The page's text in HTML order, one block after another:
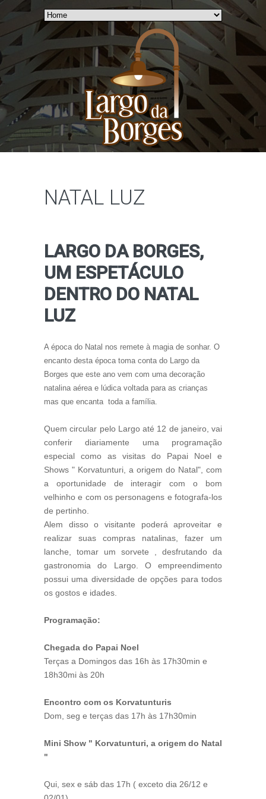
NATAL LUZ
LARGO DA BORGES,
UM ESPETÁCULO
DENTRO DO NATAL
LUZ
A época do Natal nos remete à magia de sonhar. O
encanto desta época toma conta do Largo da
Borges que este ano vem com uma decoração
natalina aérea e lúdica voltada para as crianças
mas que encanta toda a família.
Quem circular pelo Largo até 12 de janeiro, vai
conferir diariamente uma programação
especial como as visitas do Papai Noel e
Shows " Korvatunturi, a origem do Natal", com
a oportunidade de interagircom o bom
velhinho e com os personagens e fotografa-los
de pertinho.
Alem disso o visitante poderá aproveitar e
realizar suas compras natalinas, fazer um
lanche, tomar um sorvete , desfrutando da
gastronomia do Largo. O empreendimento
possui uma diversidade de opções para todos
os gostos e idades.
Programação:
Chegada do Papai Noel
Terças a Domingos das 16h às 17h30min e
18h30mi às 20h
Encontro com os Korvatunturis
Dom, seg e terças das 17h às 17h30min
Mini Show " Korvatunturi, a origem do Natal
"
Qui, sex e sáb das 17h ( exceto dia 26/12 e